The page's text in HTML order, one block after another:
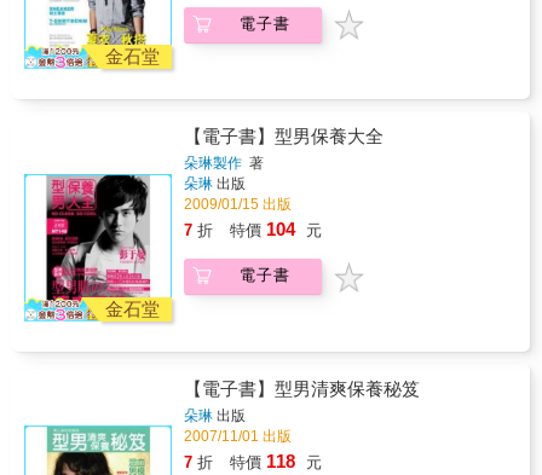
照著穿，路人也能變型男會買還不夠，還要會
「穿」！時尚的魅力，在於搭配得宜的穿搭，
便穿搭初心者也能立馬無痛上手，變身型男，
一點都不難！
的男生，照著書做，也能馬上學會好萊塢電影
中的神奇特殊妝容技巧。※每章節主題，除了
境寫真，增添本書的視覺饗宴及收藏價值。※
更能清楚明瞭並且學習到本書所有的化妝技
巧。
金石堂
電子書
金石堂
【電子書】型男保養大全
朵琳製作 著
朵琳 出版
2009/01/15 出版
7 折 特價 104 元
電子書
【電子書】型男清爽保養秘笈
朵琳 出版
2007/11/01 出版
7 折 特價 118 元